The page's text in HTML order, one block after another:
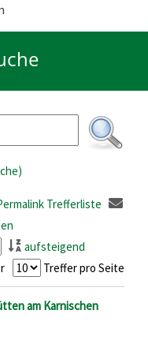
Trefferliste
aufsteigend
Treffer pro Seite
am Karnischen